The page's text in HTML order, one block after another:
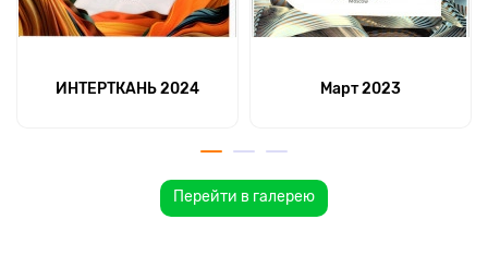
ИНТЕРТКАНЬ 2024 Март 2023
Перейти в галерею